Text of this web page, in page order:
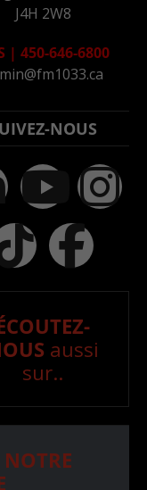
J4H 2W8
| 450-646-6800
NOUS
aussi
sur..